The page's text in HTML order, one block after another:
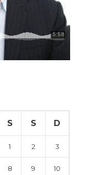
S S D
1 2 3
8 9 10